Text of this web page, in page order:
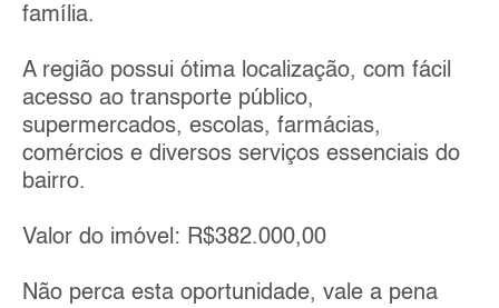
família.
A região possui ótima localização, com fácil
acesso ao transporte público,
supermercados, escolas, farmácias,
comércios e diversos serviços essenciais do
bairro.
Valor do imóvel: R$382.000,00
Não perca esta oportunidade, vale a pena